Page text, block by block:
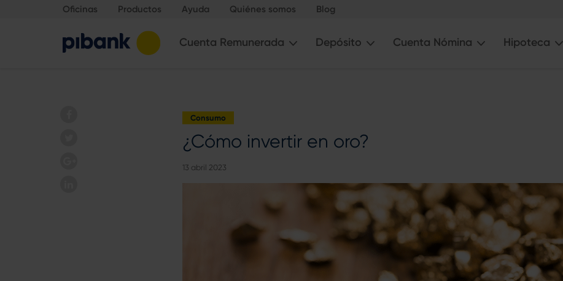
Oficinas Productos Ayuda Quiénes somos Blog
Cuenta Remunerada Depósito Cuenta Nómina Hipoteca
Consumo
¿Cómo invertir en oro?
13 abril 2023